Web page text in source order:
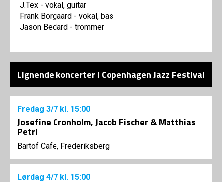
J.Tex - vokal, guitar
Frank Borgaard - vokal, bas
Jason Bedard - trommer
Lignende koncerter i Copenhagen Jazz Festival
Fredag 3/7 kl. 15:00
Josefine Cronholm, Jacob Fischer & Matthias
Petri
Bartof Cafe, Frederiksberg
Lørdag 4/7 kl. 15:00